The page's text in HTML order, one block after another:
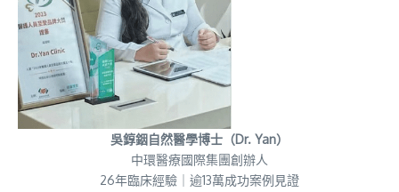
吳錞銦自然醫學博士（Dr. Yan）
中環醫療國際集團創辦人
26年臨床經驗｜逾13萬成功案例見證